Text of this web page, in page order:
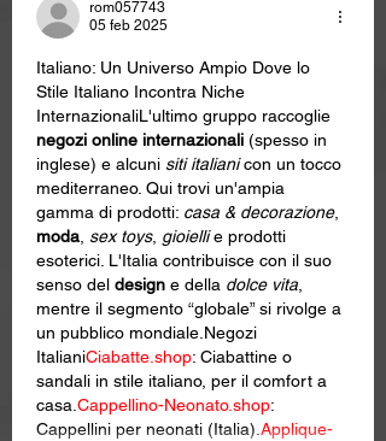
rom057743
05 feb 2025
Italiano: Un Universo Ampio Dove lo
Stile Italiano Incontra Niche
InternazionaliL'ultimo gruppo raccoglie
negozi online internazionali (spesso in
inglese) e alcuni siti italiani con un tocco
mediterraneo. Qui trovi un'ampia
gamma di prodotti: casa & decorazione,
moda sex toys, gioielli e prodotti
esoterici. L'Italia contribuisce con il suo
senso del design e della dolce vita
mentre il segmento “globale” si rivolge a
un pubblico mondiale.Negozi
ItalianiCiabatte.shop: Ciabattine o
sandali in stile italiano, per il comfort a
casa. Cappellino-Neonato.shop:
Cappellini per neonati (Italia). Applique-